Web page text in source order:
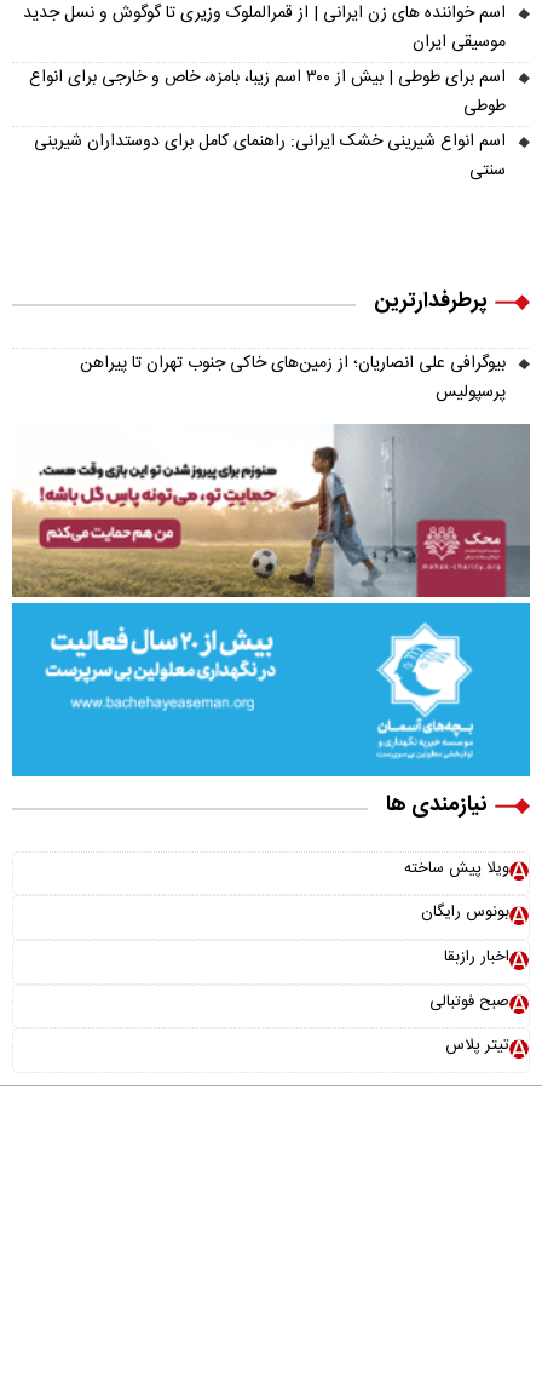
اسم خواننده های زن ایرانی | از قمرالملوک وزیری تا گوگوش و نسل جدید
موسیقی ایران
اسم برای طوطی | بیش از ۳۰۰ اسم زیبا، بامزه، خاص و خارجی برای انواع
طوطی
اسم انواع شیرینی خشک ایرانی: راهنمای کامل برای دوستداران شیرینی
سنتی
پرطرفدارترین
بیوگرافی علی انصاریان؛ از زمین‌های خاکی جنوب تهران تا پیراهن
پرسپولیس
نیازمندی ها
ویلا پیش ساخته
بونوس رایگان
اخبار رازبقا
صبح فوتبالی
تیتر پلاس